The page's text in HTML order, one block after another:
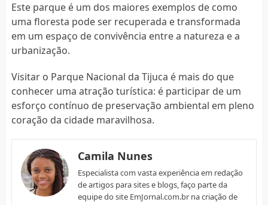
Este parque é um dos maiores exemplos de como
uma floresta pode ser recuperada e transformada
em um espaço de convivência entre a natureza e a
urbanização.
Visitar o Parque Nacional da Tijuca é mais do que
conhecer uma atração turística: é participar de um
esforço contínuo de preservação ambiental em pleno
coração da cidade maravilhosa.
Camila Nunes
Especialista com vasta experiência em redação
de artigos para sites e blogs, faço parte da
equipe do site EmJornal.com.br na criação de